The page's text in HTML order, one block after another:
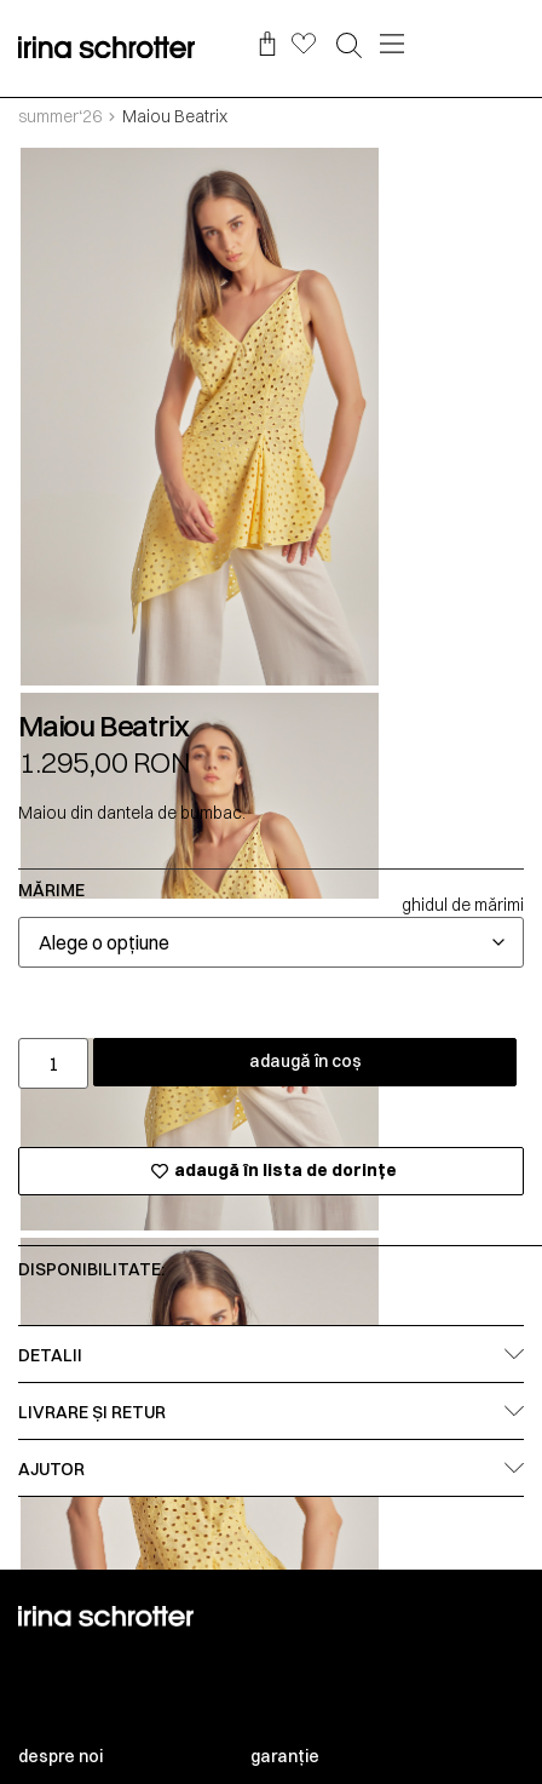
summer‘26 Maiou Beatrix
Maiou Beatrix
1.295,00 RON
Maiou din dantela de bumbac.
MĂRIME
ghidul de mărimi
adaugă în coș
adaugă în lista de dorințe
DISPONIBILITATE:
DETALII
LIVRARE ȘI RETUR
AJUTOR
despre noi garanție